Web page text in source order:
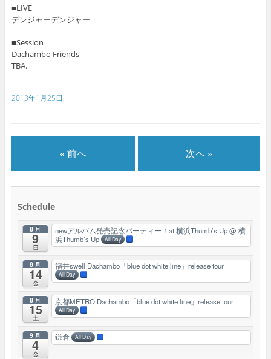
■LIVE
デンジャーデンジャー
■Session
Dachambo Friends
TBA.
2013年1月25日
« 前へ 次へ »
Schedule
8月
9
日
newアルバム発売記念パーティー！at 横浜Thumb’s Up@ 横
浜Thumb’s Up
All Day
8月
14
金
福井swell Dachambo「blue dot white line」release tour
All Day
8月
15
土
京都METRO Dachambo「blue dot white line」release tour
All Day
9月
4
金
鎌倉 All Day